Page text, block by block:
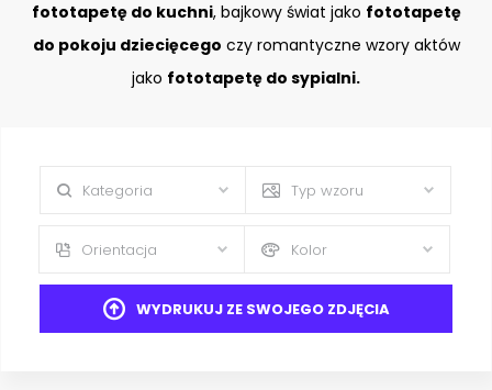
fototapetę do kuchni, bajkowy świat jako fototapetę
do pokoju dziecięcego czy romantyczne wzory aktów
jako fototapetę do sypialni.
Kategoria Typ wzoru
Orientacja Kolor
WYDRUKUJ ZE SWOJEGO ZDJĘCIA